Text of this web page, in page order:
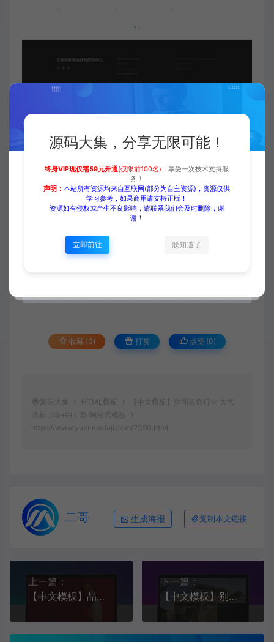
付费下载
当前内容需要登录后下载
收藏 (0) 打赏 点赞 (0)
源码大集 HTML模板
【中文模板】空间装饰行业 大气
清新（绿+白）款 响应式模板
https://www.yuanmadaji.com/2390.html
二哥 生成海报 复制本文链接
上一篇：
【中文模板】品牌设计 红黑霸气款 响应式模板
下一篇：
【中文模板】别墅建筑行业 橙色款 响应式模板
源码大集，分享无限可能！
终身VIP现仅需59元开通(仅限前100名) ，享受一次技术支持服
务！
声明：本站所有资源均来自互联网(部分为自主资源)，资源仅供
学习参考，如果商用请支持正版！
资源如有侵权或产生不良影响，请联系我们会及时删除，谢
谢！
立即前往 朕知道了